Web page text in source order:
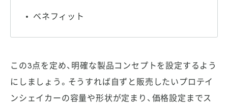
ベネフィット
この3点を定め、明確な製品コンセプトを設定するよう
にしましょう。そうすれば自ずと販売したいプロテイ
ンシェイカーの容量や形状が定まり、価格設定までス